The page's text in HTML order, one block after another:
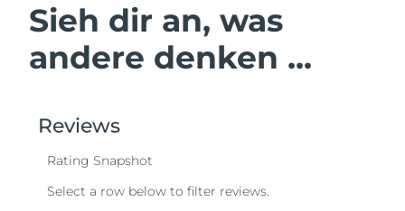
Sieh dir an, was
andere denken ...
Vietnam
Erwartete Lieferung